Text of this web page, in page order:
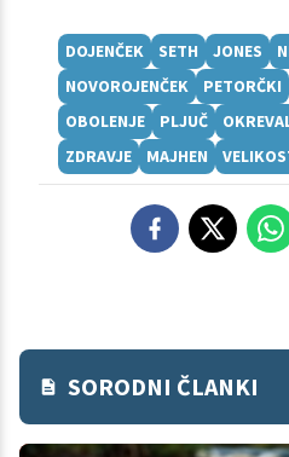
DOJENČEK SETH JONES
NOVOROJENČEK
PETORČKI
OBOLENJE
PLJUČ
ZDRAVJE
MAJHEN
SORODNI ČLANKI